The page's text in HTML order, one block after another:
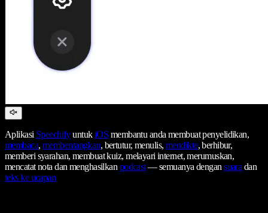
Aplikasi SpeechifyuntukiOS membantu anda membuat penyelidikan,
membaca, membentangkan, bertutur, menulis, mendikte, berhibur,
memberi syarahan, membuat kuiz, melayari internet, merumuskan,
mencatat nota dan menghasilkanpodcast— semuanya dengansuaradan
teks ke ucapan